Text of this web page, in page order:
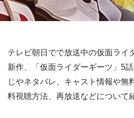
テレビ朝日でで放送中の仮面ライ
新作、「仮面ライダーギーツ」5
じやネタバレ、キャスト情報や無
料視聴方法、再放送などについて